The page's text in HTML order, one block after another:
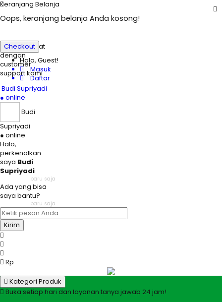
Klik untuk chat
dengan
customer
support kami
Budi Supriyadi
● online
Budi
Supriyadi
● online
Halo,
perkenalkan
saya Budi
Supriyadi
baru saja
Ada yang bisa
saya bantu?
baru saja
Kirim
Halo, Guest!
Masuk
Daftar
Rp
Keranjang Belanja
Oops, keranjang belanja Anda kosong!
Checkout
Kategori Produk
Buka setiap hari dan layanan tanya jawab 24 jam!